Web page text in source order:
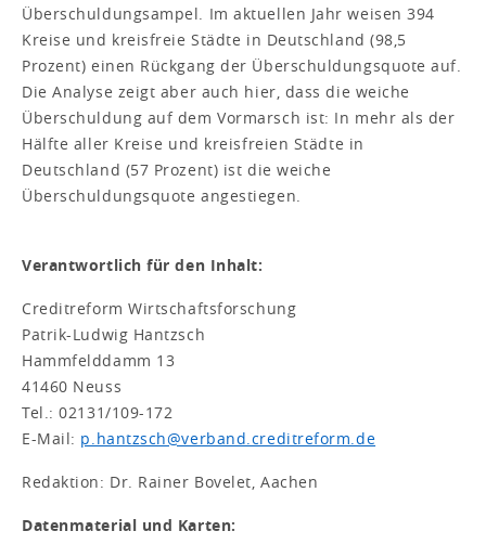
Überschuldungsampel. Im aktuellen Jahr weisen 394
Kreise und kreisfreie Städte in Deutschland (98,5
Prozent) einen Rückgang der Überschuldungsquote auf.
Die Analyse zeigt aber auch hier, dass die weiche
Überschuldung auf dem Vormarsch ist: In mehr als der
Hälfte aller Kreise und kreisfreien Städte in
Deutschland (57 Prozent) ist die weiche
Überschuldungsquote angestiegen.
Verantwortlich für den Inhalt:
Creditreform Wirtschaftsforschung
Patrik-Ludwig Hantzsch
Hammfelddamm 13
41460 Neuss
Tel.: 02131/109-172
E-Mail: p.hantzsch@verband.creditreform.de
Redaktion: Dr. Rainer Bovelet, Aachen
Datenmaterial und Karten: